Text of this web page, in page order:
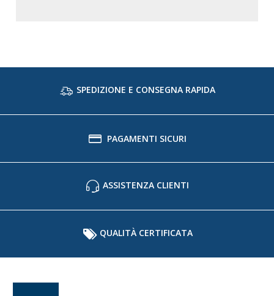
SPEDIZIONE E CONSEGNA RAPIDA
PAGAMENTI SICURI
ASSISTENZA CLIENTI
QUALITÀ CERTIFICATA